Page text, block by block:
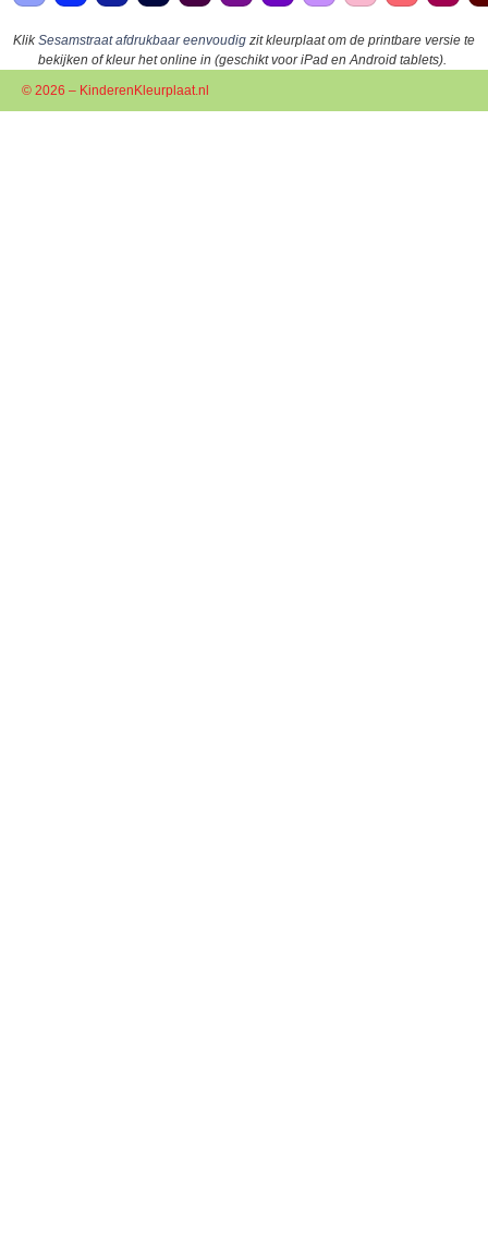
KlikSesamstraat afdrukbaar eenvoudig zit kleurplaat om de printbare versie te
bekijken of kleur het online in (geschikt voor iPad en Android tablets).
© 2026 – KinderenKleurplaat.nl